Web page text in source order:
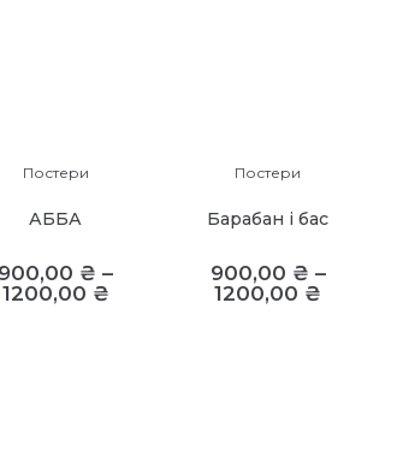
Постери
АББА
900,00 ₴ –
1200,00 ₴
Постери
Барабан і бас
900,00 ₴ –
1200,00 ₴